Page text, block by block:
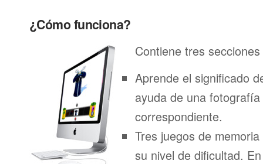
¿Cómo funciona?
Contiene tres
Aprende el significado
ayuda de una
correspondiente.
Tres juegos de
su nivel de dificultad.